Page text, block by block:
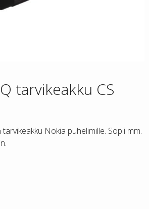
tarvikeakku CS
Nokia puhelimille. Sopii mm.